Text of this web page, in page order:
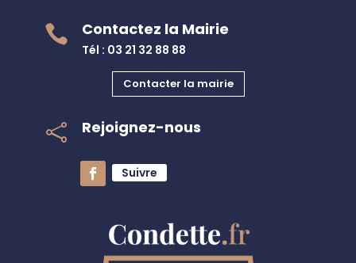
 Contactez la Mairie
Tél : 03 21 32 88 88
Contacter la mairie
 Rejoignez-nous
Suivre